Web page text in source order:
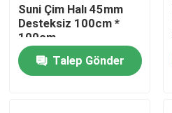
Kalite kontrol
Bize Ulaşın
Suni Çim Halı 45mm
Desteksiz 100cm *
100cm
Talep Gönder